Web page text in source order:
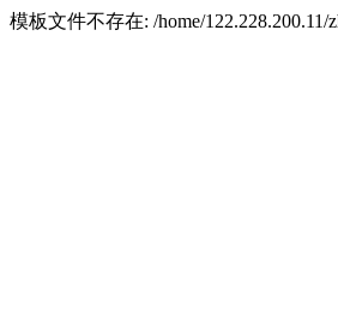
模板文件不存在: /home/122.228.200.11/